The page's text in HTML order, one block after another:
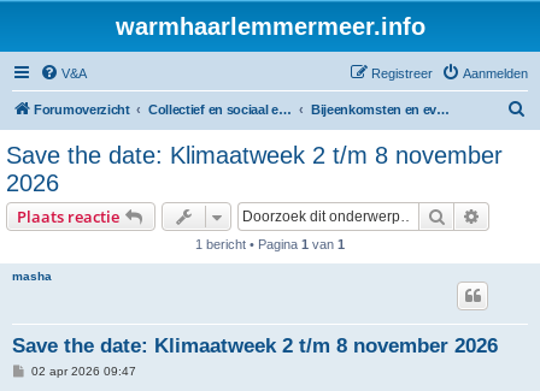
warmhaarlemmermeer.info
V&A Aanmelden
Registreer
Forumoverzicht Collectief en sociaal energie initiatief Bijeenkomsten en evenementen
Save the date: Klimaatweek 2 t/m 8 november
2026
Plaats reactie Zoek
1 bericht • Pagina 1 van 1
masha
Save the date: Klimaatweek 2 t/m 8 november 2026
B02 apr 2026 09:47